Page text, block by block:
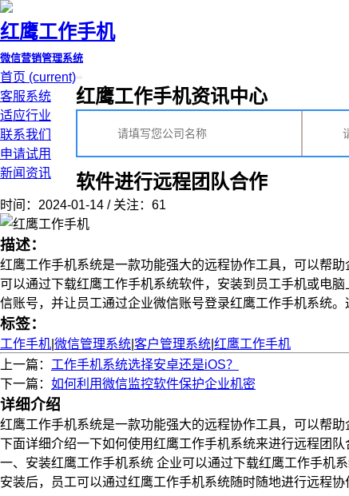
红鹰工作手机
微信营销管理系统
首页 (current)
客服系统
适应行业
联系我们
申请试用
新闻资讯
红鹰工作手机资讯中心
软件进行远程团队合作
时间：2024-01-14 / 关注：61
描述：
红鹰工作手机系统是一款功能强大的远程协作工具，可以帮
可以通过下载红鹰工作手机系统软件，安装到员工手机或电
信账号，并让员工通过企业微信账号登录红鹰工作手机系统
标签：
工作手机 微信管理系统 客户管理系统 红鹰工作手机
上一篇： 工作手机系统选择安卓还是iOS？
下一篇： 如何利用微信监控软件保护企业机密
详细介绍
红鹰工作手机系统是一款功能强大的远程协作工具，可以帮助
下面详细介绍一下如何使用红鹰工作手机系统来进行远程团队
一、安装红鹰工作手机系统 企业可以通过下载红鹰工作手机
安装后，员工可以通过红鹰工作手机系统随时随地进行远程协